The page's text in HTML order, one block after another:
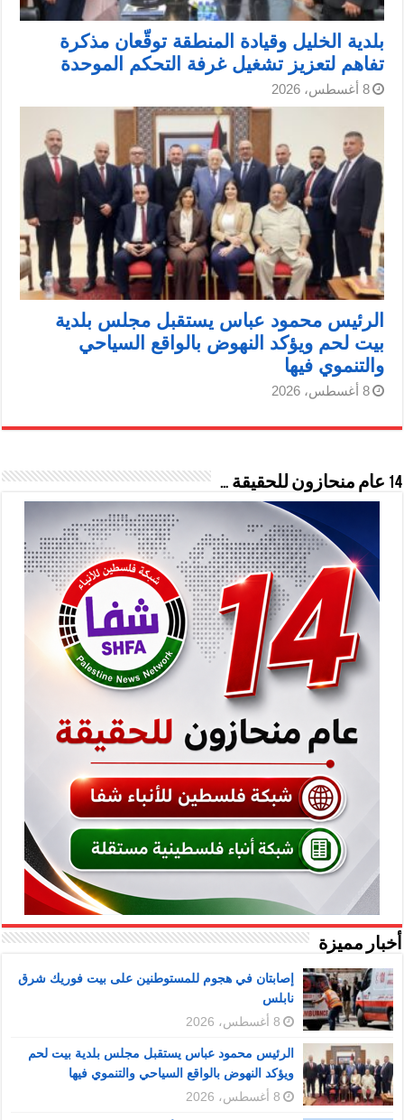
بلدية الخليل وقيادة المنطقة توقّعان مذكرة
تفاهم لتعزيز تشغيل غرفة التحكم الموحدة
8 أغسطس، 2026
الرئيس محمود عباس يستقبل مجلس بلدية
بيت لحم ويؤكد النهوض بالواقع السياحي
والتنموي فيها
8 أغسطس، 2026
14 عام منحازون للحقيقة …
أخبار مميزة
إصابتان في هجوم للمستوطنين على بيت فوريك شرق
نابلس
8 أغسطس، 2026
الرئيس محمود عباس يستقبل مجلس بلدية بيت لحم
ويؤكد النهوض بالواقع السياحي والتنموي فيها
8 أغسطس، 2026